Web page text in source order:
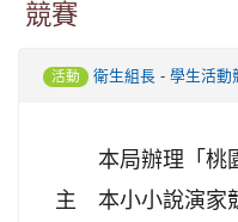
競賽
活動 衛生組長 - 學生活動
主
本局辦理「桃
本小小說演家